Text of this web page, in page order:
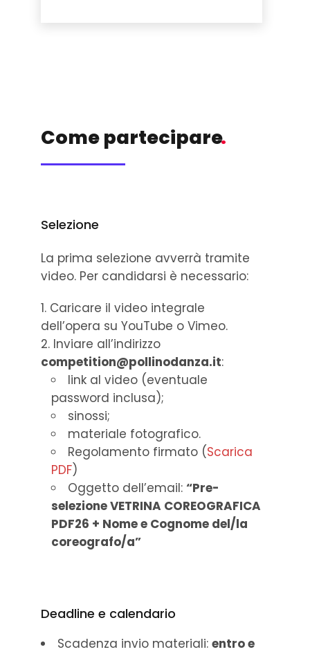
Come partecipare
.
Selezione
La prima selezione avverrà tramite
video. Per candidarsi è necessario:
Caricare il video integrale
dell’opera su YouTube o Vimeo.
Inviare all’indirizzo
competition@pollinodanza.it:
link al video (eventuale
password inclusa);
sinossi;
materiale fotografico.
Regolamento firmato (Scarica
PDF)
Oggetto dell’email: “Pre-
selezione VETRINA COREOGRAFICA
PDF26 + Nome e Cognome del/la
coreografo/a”
Deadline e calendario
Scadenza invio materiali: entro e